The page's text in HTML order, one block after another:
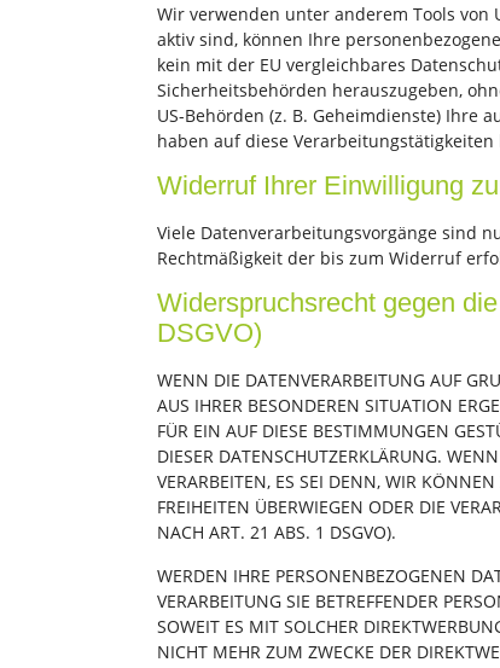
Wir verwenden unter anderem Tools
aktiv sind, können Ihre
kein mit der EU vergleichbares
Sicherheitsbehörden herauszugeben,
US-Behörden (z. B. Geheimdienste) Ihre
haben auf diese Verarbeitungstätigkeiten
Widerruf Ihrer Einwilligung
Viele Datenverarbeitungsvorgänge sind
Rechtmäßigkeit der bis zum Widerruf
Widerspruchsrecht gegen
DSGVO)
WENN DIE DATENVERARBEITUNG AUF
AUS IHRER BESONDEREN SITUATION
FÜR EIN AUF DIESE BESTIMMUNGEN
DIESER DATENSCHUTZERKLÄRUNG.
VERARBEITEN, ES SEI DENN, WIR
FREIHEITEN ÜBERWIEGEN ODER DIE
NACH ART. 21 ABS. 1 DSGVO).
WERDEN IHRE PERSONENBEZOGENEN
VERARBEITUNG SIE BETREFFENDER
SOWEIT ES MIT SOLCHER
NICHT MEHR ZUM ZWECKE DER